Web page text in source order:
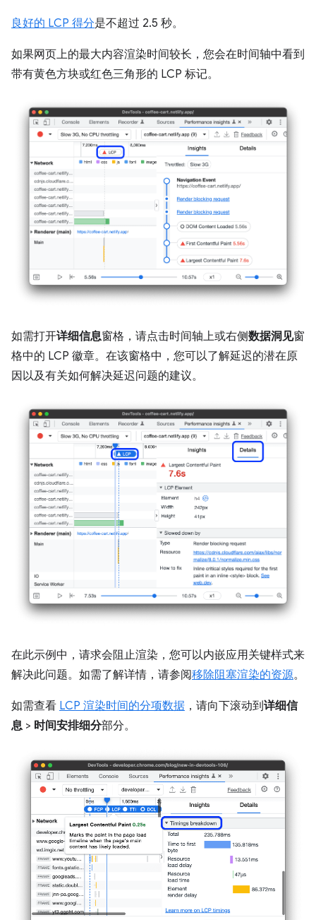
良好的 LCP 得分是不超过 2.5 秒。
如果网页上的最大内容渲染时间较长，您会在时间轴中看到
带有黄色方块或红色三角形的 LCP 标记。
如需打开详细信息窗格，请点击时间轴上或右侧数据洞见窗
格中的 LCP 徽章。在该窗格中，您可以了解延迟的潜在原
因以及有关如何解决延迟问题的建议。
在此示例中，请求会阻止渲染，您可以内嵌应用关键样式来
解决此问题。如需了解详情，请参阅移除阻塞渲染的资源。
如需查看 LCP 渲染时间的分项数据 ，请向下滚动到详细信
息 > 时间安排细分部分。